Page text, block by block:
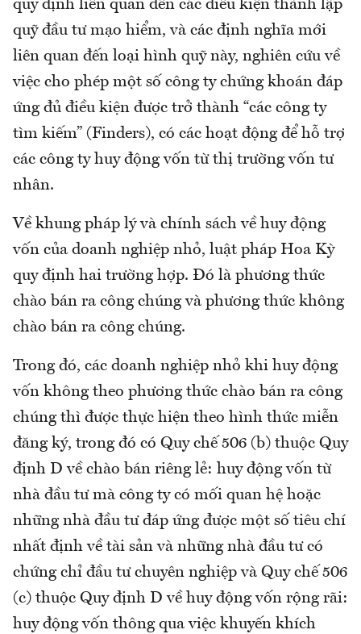
quy định liên quan đến các điều kiện thành lập
quỹ đầu tư mạo hiểm, và các định nghĩa mới
liên quan đến loại hình quỹ này, nghiên cứu về
việc cho phép một số công ty chứng khoán đáp
ứng đủ điều kiện được trở thành “các công ty
tìm kiếm” (Finders), có các hoạt động để hỗ trợ
các công ty huy động vốn từ thị trường vốn tư
nhân.
Về khung pháp lý và chính sách về huy động
vốn của doanh nghiệp nhỏ, luật pháp Hoa Kỳ
quy định hai trường hợp. Đó là phương thức
chào bán ra công chúng và phương thức không
chào bán ra công chúng.
Trong đó, các doanh nghiệp nhỏ khi huy động
vốn không theo phương thức chào bán ra công
chúng thì được thực hiện theo hình thức miễn
đăng ký, trong đó có Quy chế 506 (b) thuộc Quy
định D về chào bán riêng lẻ: huy động vốn từ
nhà đầu tư mà công ty có mối quan hệ hoặc
những nhà đầu tư đáp ứng được một số tiêu chí
nhất định về tài sản và những nhà đầu tư có
chứng chỉ đầu tư chuyên nghiệp và Quy chế 506
(c) thuộc Quy định D về huy động vốn rộng rãi:
huy động vốn thông qua việc khuyến khích